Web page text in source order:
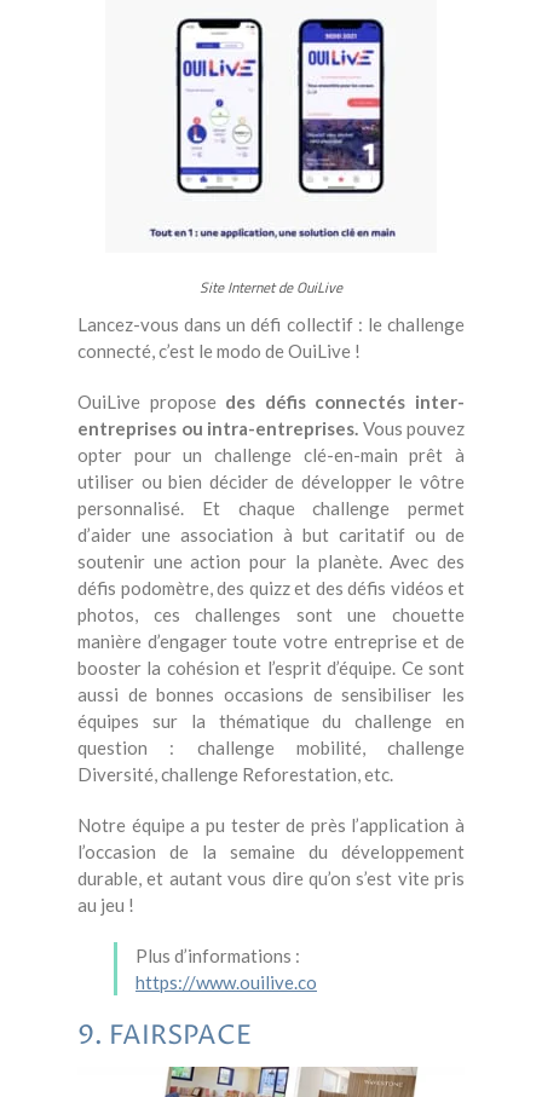
Site Internet de OuiLive
Lancez-vous dans un défi collectif : le challenge
connecté, c’est le modo de OuiLive !
OuiLive propose des défis connectés inter-
entreprises ou intra-entreprises. Vous pouvez
opter pour un challenge clé-en-main prêt à
utiliser ou bien décider de développer le vôtre
personnalisé. Et chaque challenge permet
d’aider une association à but caritatif ou de
soutenir une action pour la planète. Avec des
défis podomètre, des quizz et des défis vidéos et
photos, ces challenges sont une chouette
manière d’engager toute votre entreprise et de
booster la cohésion et l’esprit d’équipe. Ce sont
aussi de bonnes occasions de sensibiliser les
équipes sur la thématique du challenge en
question : challenge mobilité, challenge
Diversité, challenge Reforestation, etc.
Notre équipe a pu tester de près l’application à
l’occasion de la semaine du développement
durable, et autant vous dire qu’on s’est vite pris
au jeu !
Plus d’informations :
https://www.ouilive.co
9. FAIRSPACE